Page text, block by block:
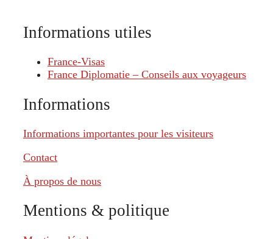
Informations utiles
France-Visas
France Diplomatie – Conseils aux voyageurs
Informations
Informations importantes pour les visiteurs
Contact
À propos de nous
Mentions & politique